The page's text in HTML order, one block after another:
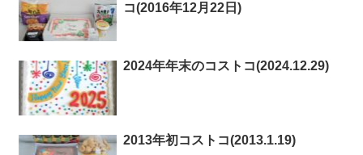
コ(2016年12月22日)
2024年年末のコストコ(2024.12.29)
2013年初コストコ(2013.1.19)